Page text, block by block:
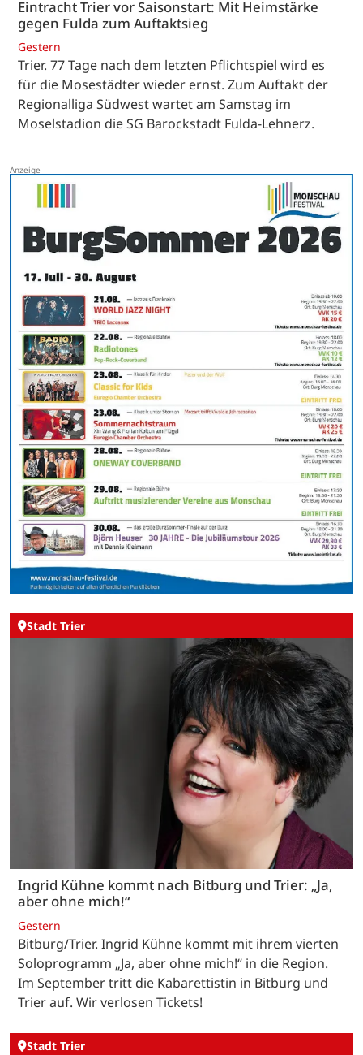
Eintracht Trier vor Saisonstart: Mit Heimstärke
gegen Fulda zum Auftaktsieg
Gestern
Trier. 77 Tage nach dem letzten Pflichtspiel wird es
für die Mosestädter wieder ernst. Zum Auftakt der
Regionalliga Südwest wartet am Samstag im
Moselstadion die SG Barockstadt Fulda-Lehnerz.
Stadt Trier
Ingrid Kühne kommt nach Bitburg und Trier: „Ja,
aber ohne mich!“
Gestern
Bitburg/Trier. Ingrid Kühne kommt mit ihrem vierten
Soloprogramm „Ja, aber ohne mich!“ in die Region.
Im September tritt die Kabarettistin in Bitburg und
Trier auf. Wir verlosen Tickets!
Stadt Trier